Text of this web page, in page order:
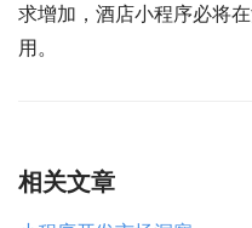
求增加，酒店小程序必将
用。
相关文章